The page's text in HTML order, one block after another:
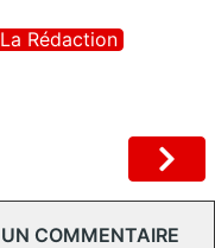
La Rédaction
COMMENTAIRE